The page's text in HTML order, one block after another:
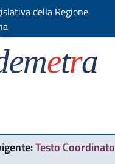
della Regione
etra
Testo Coordinato